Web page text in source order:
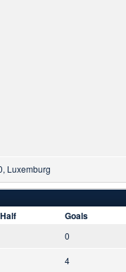
Luxemburg
Goals
0
4